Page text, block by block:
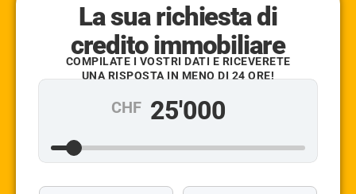
La sua richiesta di
credito immobiliare
COMPILATE I VOSTRI DATI E RICEVERETE
UNA RISPOSTA IN MENO DI 24 ORE!
CHF